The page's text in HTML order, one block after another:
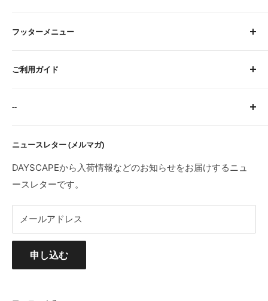
ニュースレター (メルマガ)
DAYSCAPEから入荷情報などのお知らせをお届けするニュ
ースレターです。
メールアドレス
申し込む
土曜 9:00〜12:00
※臨時休業日等はトップページにてご案内します。
フッターメニュー
お問い合わせ
ご利用ガイド
ご注文・お支払いについて
返品・交換・初期不良・海外製品について
--
プライバシーポリシー
利用規約